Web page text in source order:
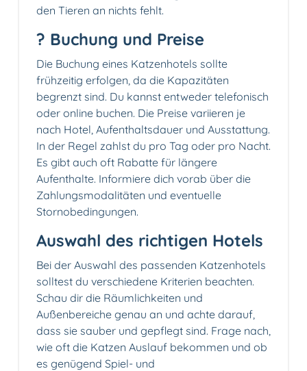
den Tieren an nichts fehlt.
? Buchung und Preise
Die Buchung eines Katzenhotels sollte
frühzeitig erfolgen, da die Kapazitäten
begrenzt sind. Du kannst entweder telefonisch
oder online buchen. Die Preise variieren je
nach Hotel, Aufenthaltsdauer und Ausstattung.
In der Regel zahlst du pro Tag oder pro Nacht.
Es gibt auch oft Rabatte für längere
Aufenthalte. Informiere dich vorab über die
Zahlungsmodalitäten und eventuelle
Stornobedingungen.
Auswahl des richtigen Hotels
Bei der Auswahl des passenden Katzenhotels
solltest du verschiedene Kriterien beachten.
Schau dir die Räumlichkeiten und
Außenbereiche genau an und achte darauf,
dass sie sauber und gepflegt sind. Frage nach,
wie oft die Katzen Auslauf bekommen und ob
es genügend Spiel- und